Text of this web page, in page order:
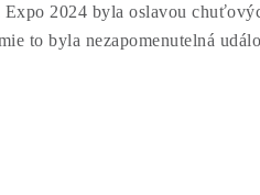
Expo 2024 byla oslavou
to byla nezapomenutelná